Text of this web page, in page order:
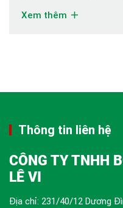
mà còn cần kinh nghiệm,
Xem thêm
Thông tin liên hệ
CÔNG TY TNHH
LÊ VI
Địa chỉ: 231/40/12 Dương